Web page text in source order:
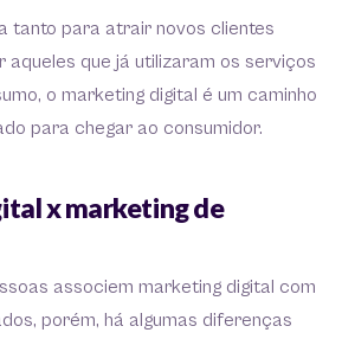
tanto para atrair novos clientes
aqueles que já utilizaram os serviços
o marketing digital é um caminho
para chegar ao consumidor.
x marketing de
associem marketing digital com
porém, há algumas diferenças